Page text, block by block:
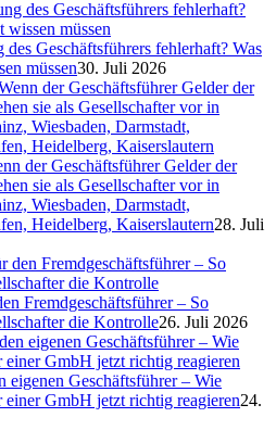
des Geschäftsführers fehlerhaft? Was
müssen30. Juli 2026
der Geschäftsführer Gelder der
sie als Gesellschafter vor in
Wiesbaden, Darmstadt,
Heidelberg, Kaiserslautern28. Juli
Fremdgeschäftsführer – So
die Kontrolle26. Juli 2026
eigenen Geschäftsführer – Wie
einer GmbH jetzt richtig reagieren24.